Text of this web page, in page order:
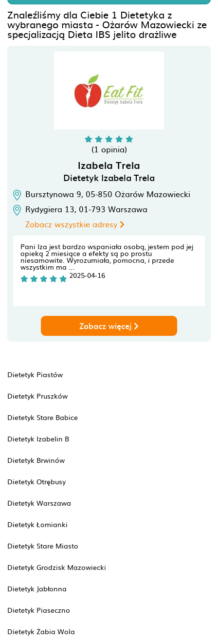
Znaleźliśmy dla Ciebie 1 Dietetyka z
wybranego miasta - Ożarów Mazowiecki ze
specjalizacją Dieta IBS jelito drażliwe
(1 opinia)
Izabela Trela
Dietetyk Izabela Trela
Bursztynowa 9, 05-850 Ożarów Mazowiecki
Rydygiera 13, 01-793 Warszawa
Zobacz wszystkie adresy
Pani Iza jest bardzo wspaniała osobą, jestem pod jej
opieką 2 miesiące a efekty są po prostu
niesamowite. Wyrozumiała, pomocna, i przede
wszystkim ma ...
2025-04-16
Zobacz więcej
Dietetyk Piastów
Dietetyk Pruszków
Dietetyk Stare Babice
Dietetyk Izabelin B
Dietetyk Brwinów
Dietetyk Otrębusy
Dietetyk Warszawa
Dietetyk Łomianki
Dietetyk Stare Miasto
Dietetyk Grodzisk Mazowiecki
Dietetyk Jabłonna
Dietetyk Piaseczno
Dietetyk Żabia Wola